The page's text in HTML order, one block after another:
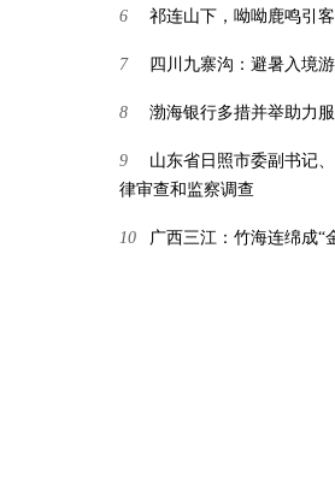
6 祁连山下，呦呦鹿鸣引
7 四川九寨沟：避暑入境
8 渤海银行多措并举助力
9
山东省日照市委副书记
律审查和监察调查
10 广西三江：竹海连绵成“